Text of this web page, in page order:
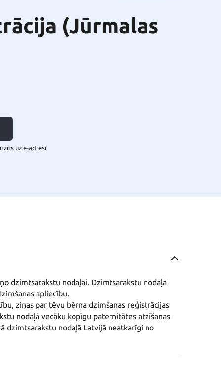
(Jūrmalas
uz e-adresi
dzimtsarakstu nodaļai. Dzimtsarakstu nodaļa
apliecību.
ziņas par tēvu bērna dzimšanas reģistrācijas
nodaļā vecāku kopīgu paternitātes atzīšanas
dzimtsarakstu nodaļā Latvijā neatkarīgi no